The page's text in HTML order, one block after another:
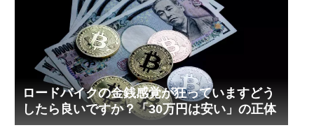
ロードバイクの金銭感覚が狂っていますどう
したら良いですか？「30万円は安い」の正体